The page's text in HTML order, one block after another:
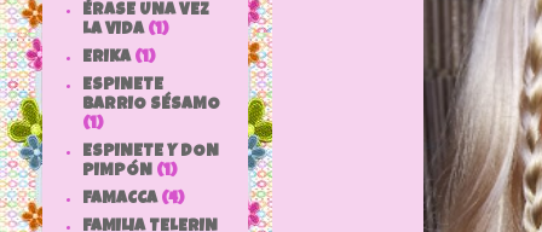
ÉRASE UNA VEZ
LA VIDA (1)
ERIKA (1)
ESPINETE
BARRIO SÉSAMO
(1)
ESPINETE Y DON
PIMPÓN (1)
FAMACCA (4)
FAMILIA TELERIN